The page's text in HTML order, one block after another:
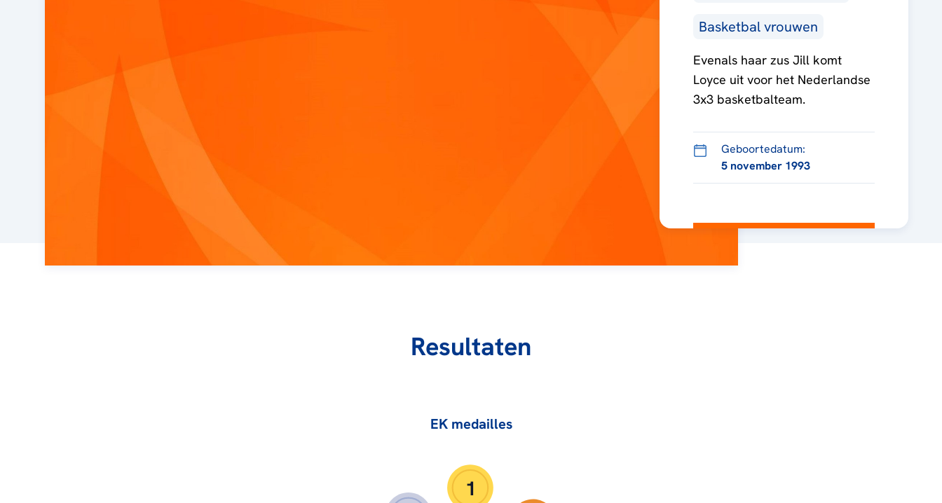
Basketbal vrouwen
Evenals haar zus Jill komt
Loyce uit voor het Nederlandse
3x3 basketbalteam.
Geboortedatum:
5 november 1993
Resultaten
EK medailles
1